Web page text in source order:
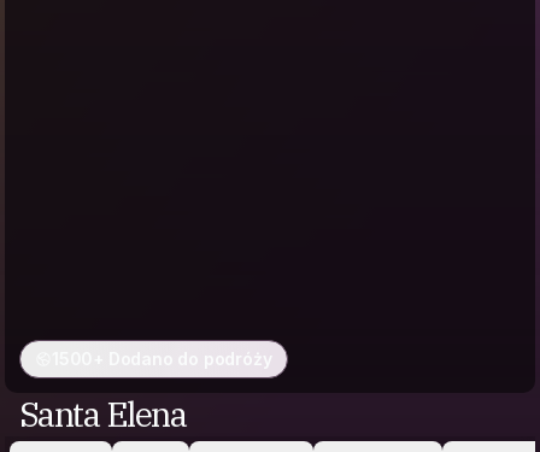
1500+ Dodano do podróży
Santa Elena